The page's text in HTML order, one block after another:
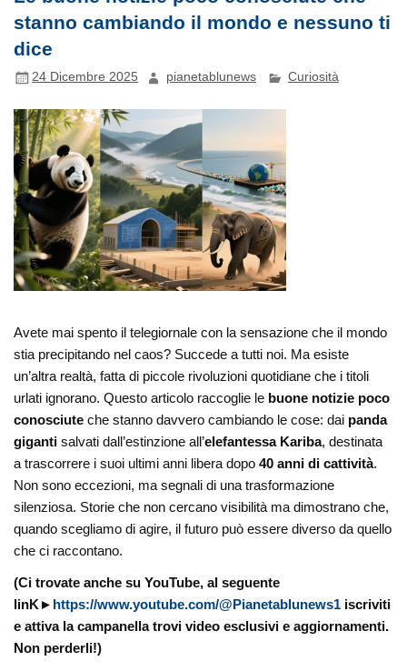
stanno cambiando il mondo e nessuno ti
dice
24 Dicembre 2025 pianetablunews Curiosità
Avete mai spento il telegiornale con la sensazione che il mondo
stia precipitando nel caos? Succede a tutti noi. Ma esiste
un’altra realtà, fatta di piccole rivoluzioni quotidiane che i titoli
urlati ignorano. Questo articolo raccoglie le buone notizie poco
conosciute che stanno davvero cambiando le cose: dai panda
giganti salvati dall’estinzione all’elefantessa Kariba, destinata
a trascorrere i suoi ultimi anni libera dopo40 anni di cattività.
Non sono eccezioni, ma segnali di una trasformazione
silenziosa. Storie che non cercano visibilità ma dimostrano che,
quando scegliamo di agire, il futuro può essere diverso da quello
che ci raccontano.
(Ci trovate anche su YouTube, al seguente
linK► https://www.youtube.com/@Pianetablunews1 iscriviti
e attiva la campanella trovi video esclusivi e aggiornamenti.
Non perderli!)